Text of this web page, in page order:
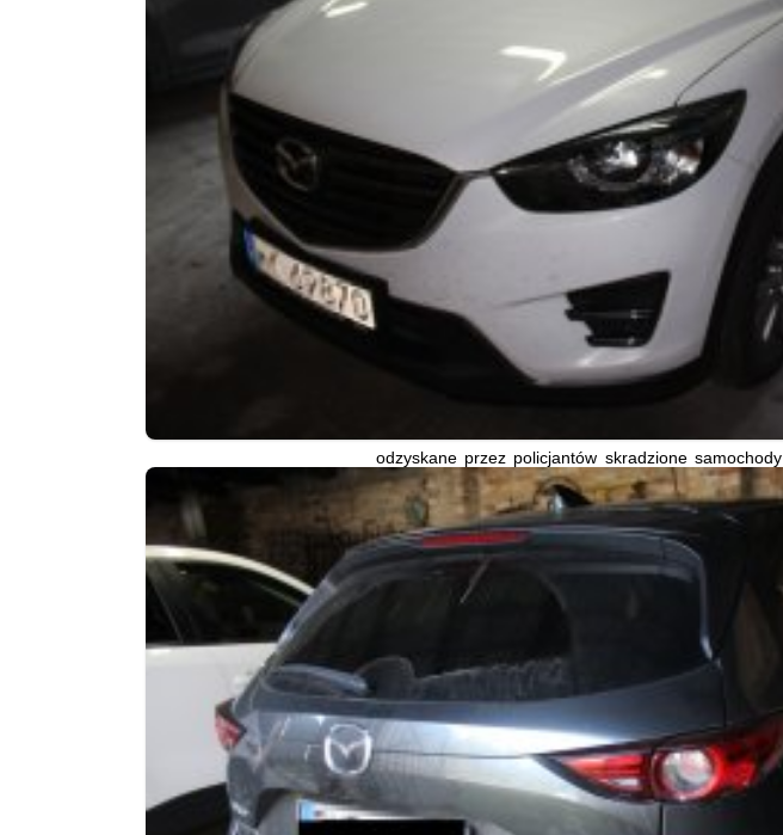
odzyskane przez policjantów skradzione samochody